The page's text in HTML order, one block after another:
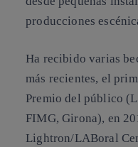
producciones
Ha recibido varias
más recientes, el
Premio del público
FIMG, Girona), en
Lightron/LABoral